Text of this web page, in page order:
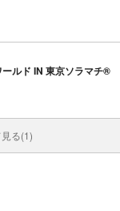
ルド IN 東京ソラマチ®
る(1)